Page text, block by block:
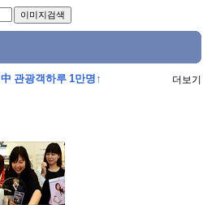
관광객하루 1만명↑ 더보기